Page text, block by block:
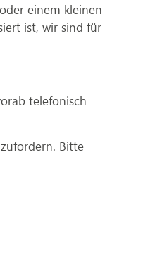
einem kleinen
ist, wir sind für
telefonisch
Bitte